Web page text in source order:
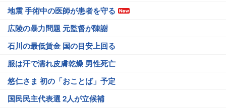
地震 手術中の医師が患者を守る
広陵の暴力問題 元監督が陳謝
石川の最低賃金 国の目安上回る
服は汗で濡れ皮膚乾燥 男性死亡
悠仁さま 初の「おことば」予定
国民民主代表選 2人が立候補